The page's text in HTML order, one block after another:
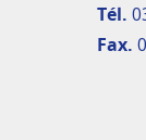
Tél.
Fax.